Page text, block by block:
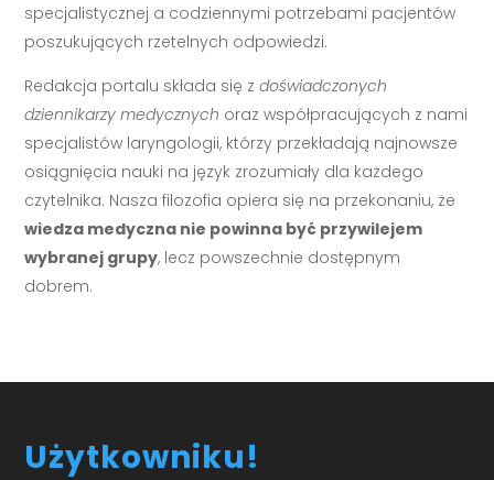
specjalistycznej a codziennymi potrzebami pacjentów
poszukujących rzetelnych odpowiedzi.
Redakcja portalu składa się zdoświadczonych
dziennikarzy medycznych oraz współpracujących z nami
specjalistów laryngologii, którzy przekładają najnowsze
osiągnięcia nauki na język zrozumiały dla każdego
czytelnika. Nasza filozofia opiera się na przekonaniu, że
wiedza medyczna nie powinna być przywilejem
wybranej grupy, lecz powszechnie dostępnym
dobrem.
Użytkowniku!